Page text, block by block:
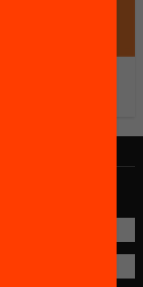
l’elecció escolar
ja han triat Equitat. Rep
i projectes per millorar la
a Catalunya.